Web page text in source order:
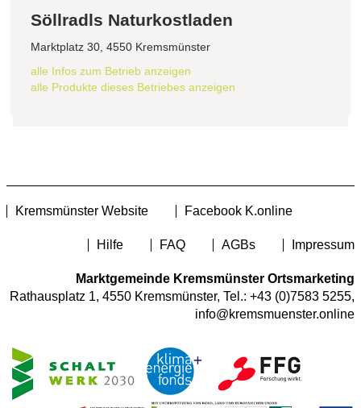
Söllradls Naturkostladen
Marktplatz 30, 4550 Kremsmünster
alle Infos zum Betrieb anzeigen
alle Produkte dieses Betriebes anzeigen
Kremsmünster Website Facebook K.online
Hilfe FAQ AGBs Impressum
Marktgemeinde Kremsmünster Ortsmarketing
Rathausplatz 1, 4550 Kremsmünster, Tel.: +43 (0)7583 5255,
info@kremsmuenster.online